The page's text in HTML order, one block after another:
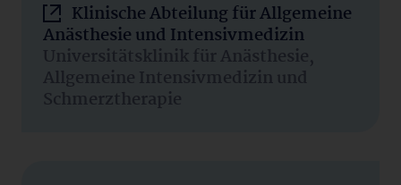
Klinische Abteilung für Allgemeine
Anästhesie und Intensivmedizin
Universitätsklinik für Anästhesie,
Allgemeine Intensivmedizin und
Schmerztherapie